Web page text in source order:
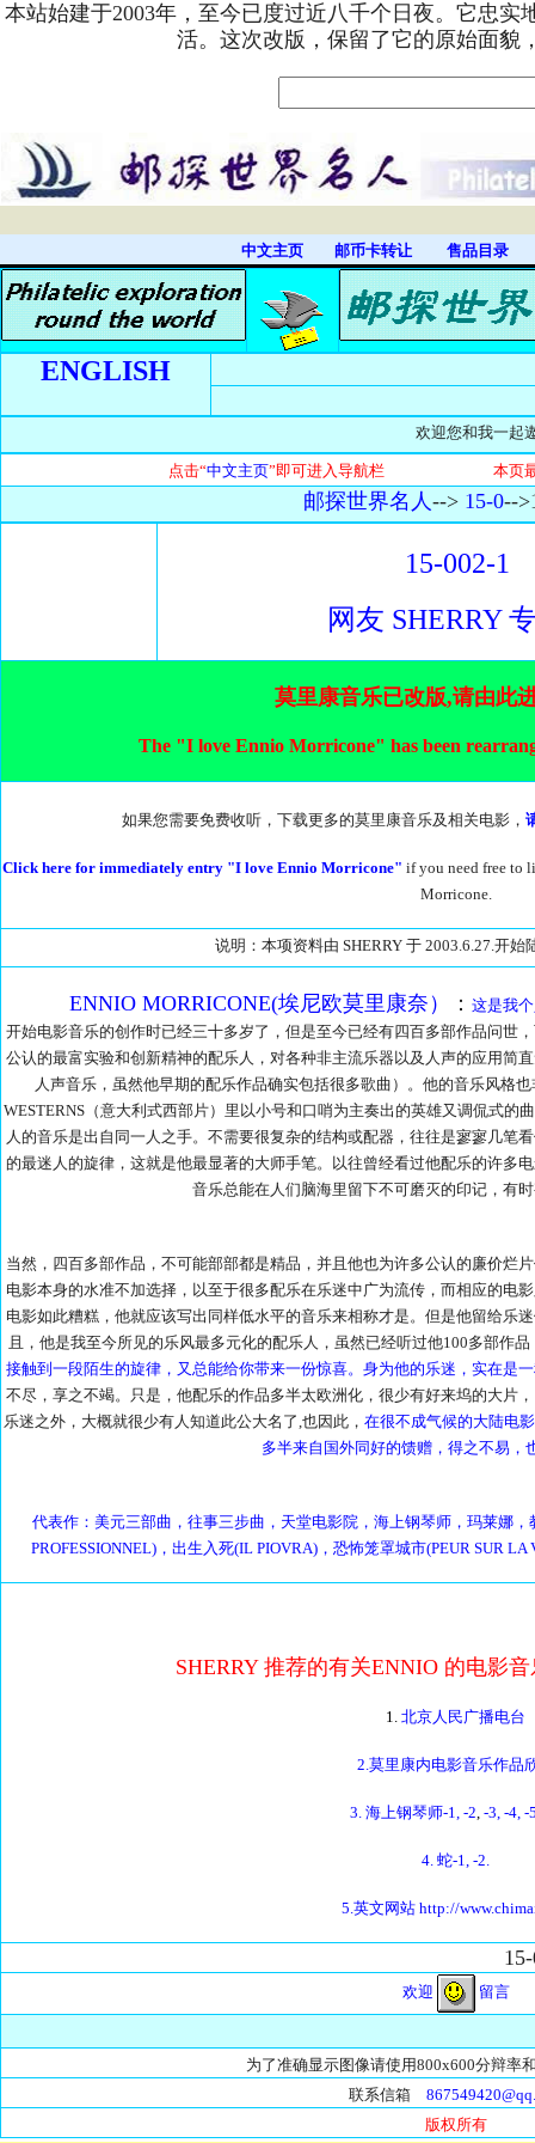
本站始建于2003年，至今已度过近八千个日夜。它忠
活。这次改版，保留了它的原始面貌
中文主页 邮币卡转让 售品目录
ENGLISH
欢迎您和我一起遨
点击“中文主页”即可进入导航栏 本页最近
邮探世界名人--> 15-0--
15-002-1
网友 SHERRY
莫里康音乐已改版,请由此
The "I love Ennio Morricone" has been
如果您需要免费收听，下载更多的莫里康音乐及相关电影，
Click here for immediately entry "I love Ennio Morricone" if you need free to
Morricone.
说明：本项资料由 SHERRY 于 2003.6.27.开
ENNIO MORRICONE(埃尼欧莫里康奈） ： 这是我
开始电影音乐的创作时已经三十多岁了，但是至今已经有四百多部作品问世
公认的最富实验和创新精神的配乐人，对各种非主流乐器以及人声的应用简
人声音乐，虽然他早期的配乐作品确实包括很多歌曲）。他的音乐风格
WESTERNS（意大利式西部片）里以小号和口哨为主奏出的英雄又调侃式的
人的音乐是出自同一人之手。不需要很复杂的结构或配器，往往是寥寥几笔
的最迷人的旋律，这就是他最显著的大师手笔。以往曾经看过他配乐的许多
音乐总能在人们脑海里留下不可磨灭的印记，有
当然，四百多部作品，不可能部部都是精品，并且他也为许多公认的廉价烂
电影本身的水准不加选择，以至于很多配乐在乐迷中广为流传，而相应的电
电影如此糟糕，他就应该写出同样低水平的音乐来相称才是。但是他留给乐
且，他是我至今所见的乐风最多元化的配乐人，虽然已经听过他100多部作
接触到一段陌生的旋律，又总能给你带来一份惊喜。身为他的乐迷，实在是
不尽，享之不竭。只是，他配乐的作品多半太欧洲化，很少有好来坞的大片
乐迷之外，大概就很少有人知道此公大名了,也因此， 在很不成气候的大陆电
多半来自国外同好的馈赠，得之不易，
代表作：美元三部曲，往事三步曲，天堂电影院，海上钢琴师，玛莱娜
PROFESSIONNEL)，出生入死(IL PIOVRA)，恐怖笼罩城市(PEUR SUR
SHERRY 推荐的有关ENNIO 的电影
1. 北京人民广播电台
2.莫里康内电影音乐作品
3. 海上钢琴师-1, -2, -3, -4, -
4. 蛇-1, -2.
5.英文网站 http://
15-002共 7 页 请
欢迎 留言
为了准确显示图像请使用800x600分辩
联系信箱
版权所有